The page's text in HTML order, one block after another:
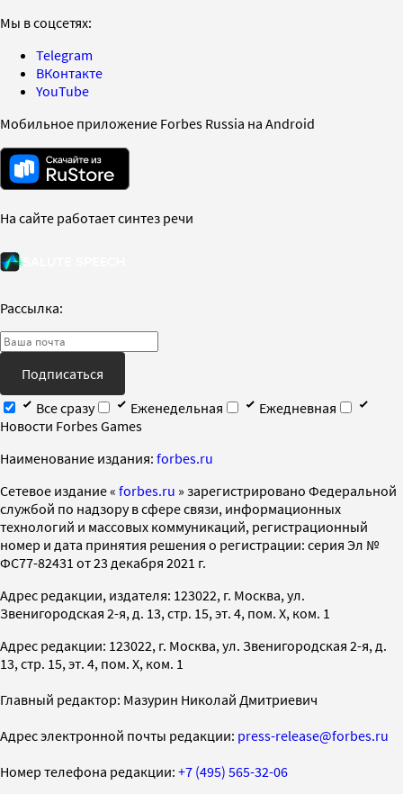
Мы в соцсетях:
Telegram
ВКонтакте
YouTube
Мобильное приложение Forbes Russia на Android
На сайте работает синтез речи
Рассылка:
Подписаться
Все сразу
Еженедельная
Ежедневная
Новости Forbes Games
Наименование издания: forbes.ru
Cетевое издание « forbes.ru » зарегистрировано Федеральной
службой по надзору в сфере связи, информационных
технологий и массовых коммуникаций, регистрационный
номер и дата принятия решения о регистрации: серия Эл №
ФС77-82431 от 23 декабря 2021 г.
Адрес редакции, издателя: 123022, г. Москва, ул.
Звенигородская 2-я, д. 13, стр. 15, эт. 4, пом. X, ком. 1
Адрес редакции: 123022, г. Москва, ул. Звенигородская 2-я, д.
13, стр. 15, эт. 4, пом. X, ком. 1
Главный редактор: Мазурин Николай Дмитриевич
Адрес электронной почты редакции: press-release@forbes.ru
Номер телефона редакции: +7 (495) 565-32-06